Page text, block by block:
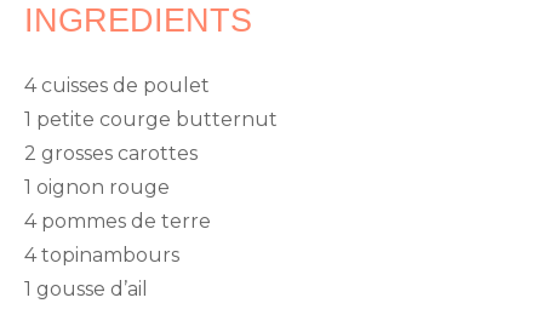
INGREDIENTS
4 cuisses de poulet
1 petite courge butternut
2 grosses carottes
1 oignon rouge
4 pommes de terre
4 topinambours
1 gousse d’ail